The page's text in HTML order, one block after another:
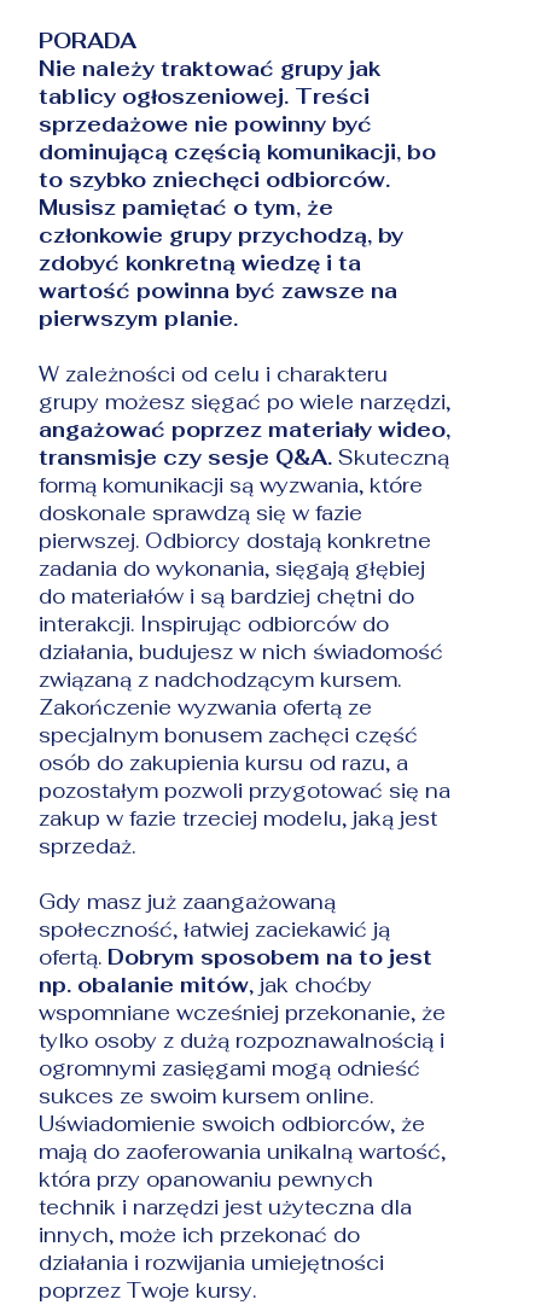
PORADA
Nie należy traktować grupy jak
tablicy ogłoszeniowej. Treści
sprzedażowe nie powinny być
dominującą częścią komunikacji, bo
to szybko zniechęci odbiorców.
Musisz pamiętać o tym, że
członkowie grupy przychodzą, by
zdobyć konkretną wiedzę i ta
wartość powinna być zawsze na
pierwszym planie.
W zależności od celu i charakteru
grupy możesz sięgać po wiele narzędzi,
angażować poprzez materiały wideo,
transmisje czy sesje Q&A. Skuteczną
formą komunikacji są wyzwania, które
doskonale sprawdzą się w fazie
pierwszej. Odbiorcy dostają konkretne
zadania do wykonania, sięgają głębiej
do materiałów i są bardziej chętni do
interakcji. Inspirując odbiorców do
działania, budujesz w nich świadomość
związaną z nadchodzącym kursem.
Zakończenie wyzwania ofertą ze
specjalnym bonusem zachęci część
osób do zakupienia kursu od razu, a
pozostałym pozwoli przygotować się na
zakup w fazie trzeciej modelu, jaką jest
sprzedaż.
Gdy masz już zaangażowaną
społeczność, łatwiej zaciekawić ją
ofertą. Dobrym sposobem na to jest
np. obalanie mitów, jak choćby
wspomniane wcześniej przekonanie, że
tylko osoby z dużą rozpoznawalnością i
ogromnymi zasięgami mogą odnieść
sukces ze swoim kursem online.
Uświadomienie swoich odbiorców, że
mają do zaoferowania unikalną wartość,
która przy opanowaniu pewnych
technik i narzędzi jest użyteczna dla
innych, może ich przekonać do
działania i rozwijania umiejętności
poprzez Twoje kursy.